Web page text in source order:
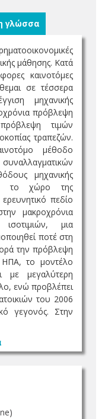
γλώσσα
μάθησης. Κατά
καινοτόμες
σε τέσσερα
μηχανικής
πρόβλεψη
τιμών
τραπεζών.
μέθοδο
μηχανικής
το χώρο της
πεδίο
μακροχρόνια
μια
ποτέ στη
την πρόβλεψη
ΗΠΑ, το μοντέλο
με μεγαλύτερη
ενώ προβλέπει
του 2006
γεγονός. Στην